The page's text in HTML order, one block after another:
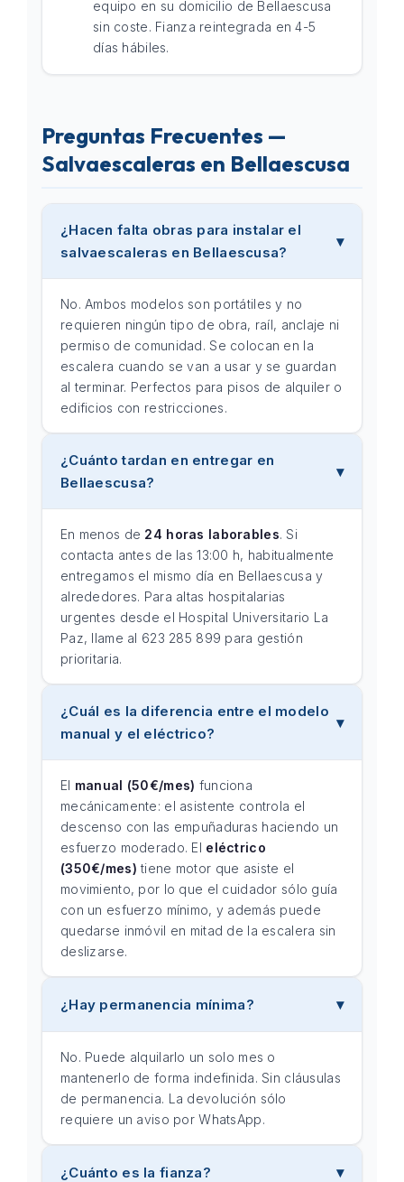
equipo en su domicilio de Bellaescusa
sin coste. Fianza reintegrada en 4-5
días hábiles.
Preguntas Frecuentes —
Salvaescaleras en Bellaescusa
¿Hacen falta obras para instalar el
salvaescaleras en Bellaescusa?
No. Ambos modelos son portátiles y no
requieren ningún tipo de obra, raíl, anclaje ni
permiso de comunidad. Se colocan en la
escalera cuando se van a usar y se guardan
al terminar. Perfectos para pisos de alquiler o
edificios con restricciones.
¿Cuánto tardan en entregar en
Bellaescusa?
En menos de 24 horas laborables. Si
contacta antes de las 13:00 h, habitualmente
entregamos el mismo día en Bellaescusa y
alrededores. Para altas hospitalarias
urgentes desde el Hospital Universitario La
Paz, llame al 623 285 899 para gestión
prioritaria.
¿Cuál es la diferencia entre el modelo
manual y el eléctrico?
El manual (50€/mes) funciona
mecánicamente: el asistente controla el
descenso con las empuñaduras haciendo un
esfuerzo moderado. El eléctrico
(350€/mes) tiene motor que asiste el
movimiento, por lo que el cuidador sólo guía
con un esfuerzo mínimo, y además puede
quedarse inmóvil en mitad de la escalera sin
deslizarse.
¿Hay permanencia mínima?
No. Puede alquilarlo un solo mes o
mantenerlo de forma indefinida. Sin cláusulas
de permanencia. La devolución sólo
requiere un aviso por WhatsApp.
¿Cuánto es la fianza?